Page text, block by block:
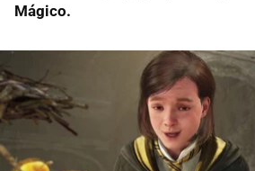
Mágico.